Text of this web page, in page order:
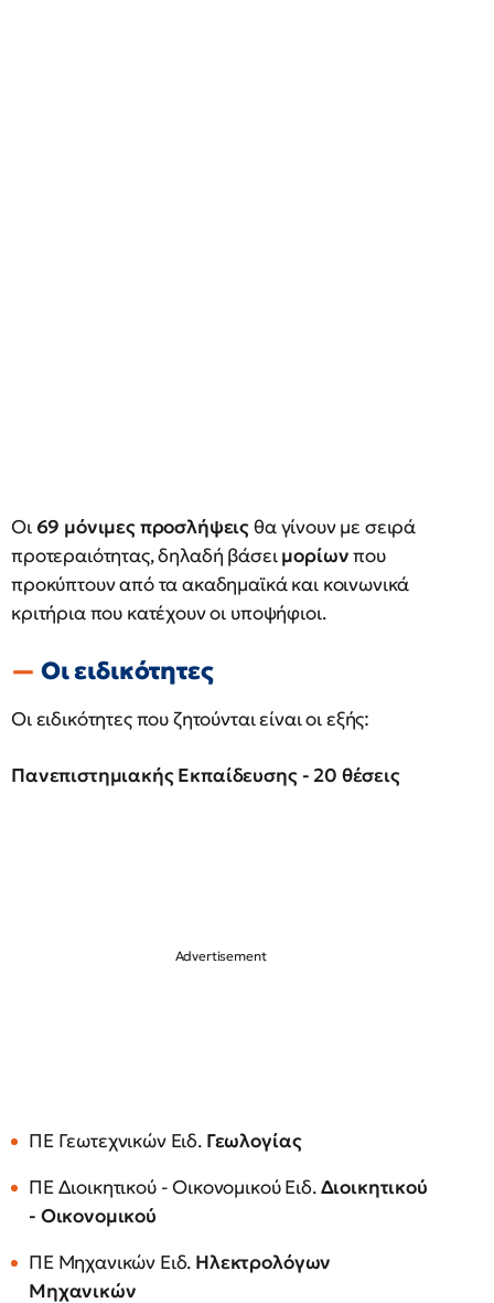
Οι69 μόνιμες προσλήψειςθα γίνουν με σειρά
προτεραιότητας, δηλαδή βάσειμορίωνπου
προκύπτουν από τα ακαδημαϊκά και κοινωνικά
κριτήρια που κατέχουν οι υποψήφιοι.
Οι ειδικότητες
Οι ειδικότητες που ζητούνται είναι οι εξής:
Πανεπιστημιακής Εκπαίδευσης - 20 θέσεις
ΠΕ Γεωτεχνικών Ειδ. Γεωλογίας
ΠΕ Διοικητικού - Οικονομικού Ειδ.Διοικητικού
- Οικονομικού
ΠΕ Μηχανικών Ειδ. Ηλεκτρολόγων
Μηχανικών